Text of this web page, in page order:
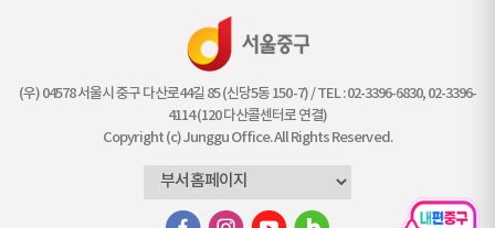
(우) 04578 서울시 중구 다산로44길 85 (신당5동 150-7) / TEL : 02-3396-6830, 02-3396-
4114 (120 다산콜센터로 연결)
Copyright (c) Junggu Office. All Rights Reserved.